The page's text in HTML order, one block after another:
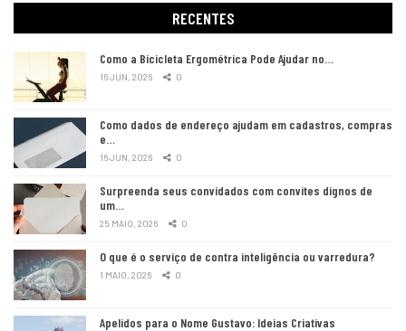
RECENTES
Como a Bicicleta Ergométrica Pode Ajudar no…
16 JUN, 2026 0
Como dados de endereço ajudam em cadastros, compras
e…
16 JUN, 2026 0
Surpreenda seus convidados com convites dignos de
um…
25 MAIO, 2026 0
O que é o serviço de contra inteligência ou varredura?
1 MAIO, 2026 0
Apelidos para o Nome Gustavo: Ideias Criativas